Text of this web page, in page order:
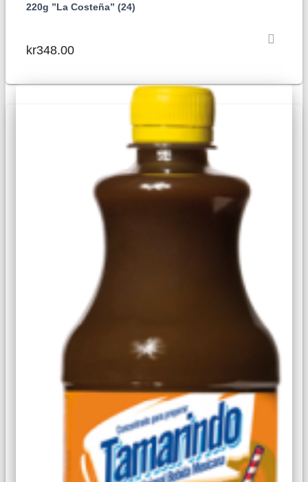
220g ”La Costeña” (24)
kr348.00